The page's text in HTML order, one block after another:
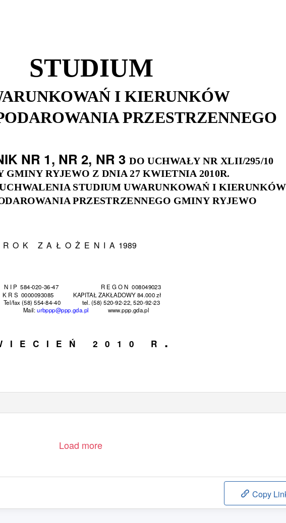
STUDIUM
I KIERUNKÓW
PRZESTRZENNEGO
NR 1, NR 2, NR 3DO UCHWAŁY NR XLII/295/10
GMINY RYJEWO Z DNIA 27 KWIETNIA 2010R.
STUDIUM UWARUNKOWAŃ I KIERUNKÓW
PRZESTRZENNEGO GMINY RYJEWO
R O K Z A Ł O Ż E N I A 1989
N I P 584-020-36-47 R E G O N 008049023
K R S 0000093085
Tel/fax (58) 554-84-40
KAPITAŁ ZAKŁADOWY 84.000 zł
tel. (58) 520-92-22, 520-92-23
Mail:urbppp@ppp.gda.pl www.ppp.gda.pl
I E C I E Ń 2 0 1 0 R .
Load more
Copy